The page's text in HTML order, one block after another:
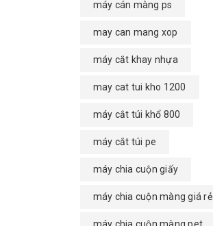
máy cán màng ps
may can mang xop
máy cắt khay nhựa
may cat tui kho 1200
máy cắt túi khổ 800
máy cắt túi pe
máy chia cuộn giấy
máy chia cuộn màng giá rẻ